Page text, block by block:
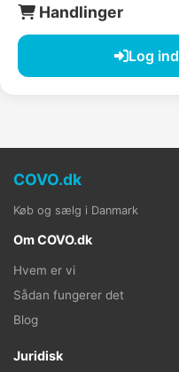
Handlinger
Log
COVO.dk
Køb og sælg i Danmark
Om COVO.dk
Hvem er vi
Sådan fungerer det
Blog
Juridisk